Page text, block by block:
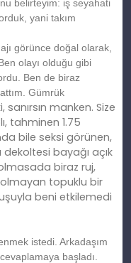
belirteyim: iş seyahati
yani takım
görünce doğal olarak,
olayı olduğu gibi
Ben de biraz
Gümrük
manken. Size
tahminen 1.75
bile seksi görünen,
dekoltesi bayağı açık
biraz ruj,
olmayan topuklu bir
beni etkilemedi
istedi. Arkadaşım
başladı.